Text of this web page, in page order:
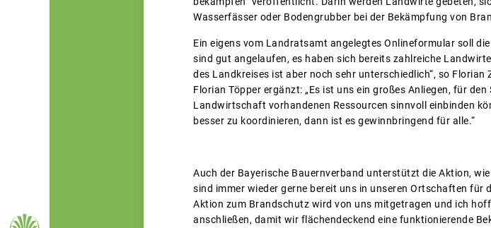
Wasserfässer oder Bodengrubber bei der Bekämpfung von
Ein eigens vom Landratsamt angelegtes Onlineformular soll
sind gut angelaufen, es haben sich bereits zahlreiche
des Landkreises ist aber noch sehr unterschiedlich“, so
Florian Töpper ergänzt: „Es ist uns ein großes Anliegen, für
Landwirtschaft vorhandenen Ressourcen sinnvoll einbinden
besser zu koordinieren, dann ist es gewinnbringend für alle.“
Auch der Bayerische Bauernverband unterstützt die Aktion,
sind immer wieder gerne bereit uns in unseren Ortschaften
Aktion zum Brandschutz wird von uns mitgetragen und ich
anschließen, damit wir flächendeckend eine funktionierende